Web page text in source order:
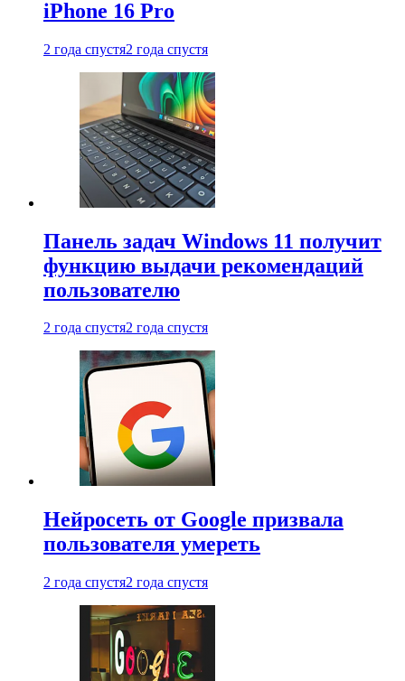
iPhone 16 Pro
2 года спустя2 года спустя
Панель задач Windows 11 получит
функцию выдачи рекомендаций
пользователю
2 года спустя2 года спустя
Нейросеть от Google призвала
пользователя умереть
2 года спустя2 года спустя